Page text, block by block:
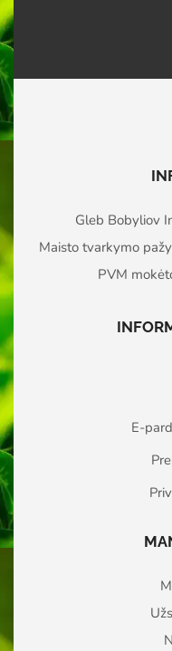
Gleb Bobyliov
Maisto tvarkymo
PVM
E-